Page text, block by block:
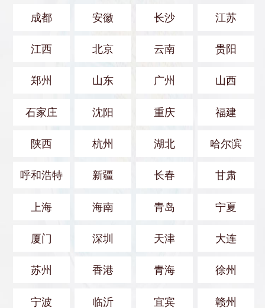
成都 安徽 长沙 江苏
江西 北京 云南 贵阳
郑州 山东 广州 山西
石家庄 沈阳 重庆 福建
陕西 杭州 湖北 哈尔滨
呼和浩特 新疆 长春 甘肃
上海 海南 青岛 宁夏
厦门 深圳 天津 大连
苏州 香港 青海 徐州
宁波 临沂 宜宾 赣州